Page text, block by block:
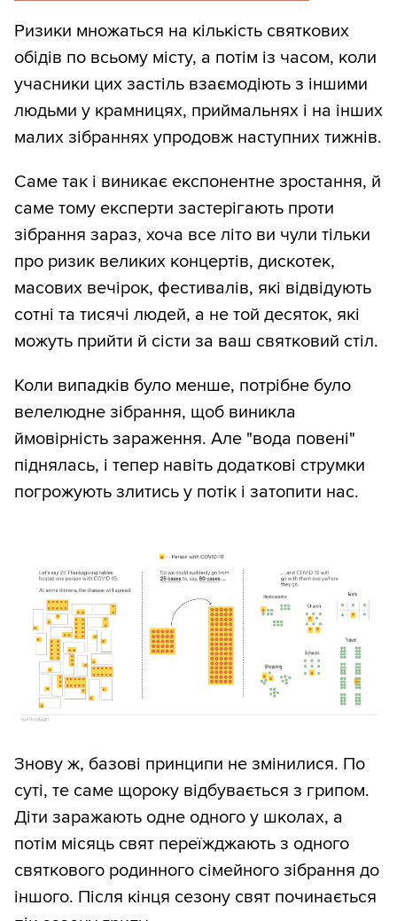
Ризики множаться на кількість святкових
обідів по всьому місту, а потім із часом, коли
учасники цих застіль взаємодіють з іншими
людьми у крамницях, приймальнях і на інших
малих зібраннях упродовж наступних тижнів.
Саме так і виникає експонентне зростання, й
саме тому експерти застерігають проти
зібрання зараз, хоча все літо ви чули тільки
про ризик великих концертів, дискотек,
масових вечірок, фестивалів, які відвідують
сотні та тисячі людей, а не той десяток, які
можуть прийти й сісти за ваш святковий стіл.
Коли випадків було менше, потрібне було
велелюдне зібрання, щоб виникла
ймовірність зараження. Але "вода повені"
піднялась, і тепер навіть додаткові струмки
погрожують злитись у потік і затопити нас.
Знову ж, базові принципи не змінилися. По
суті, те саме щороку відбувається з грипом.
Діти заражають одне одного у школах, а
потім місяць свят переїжджають з одного
святкового родинного сімейного зібрання до
іншого. Після кінця сезону свят починається